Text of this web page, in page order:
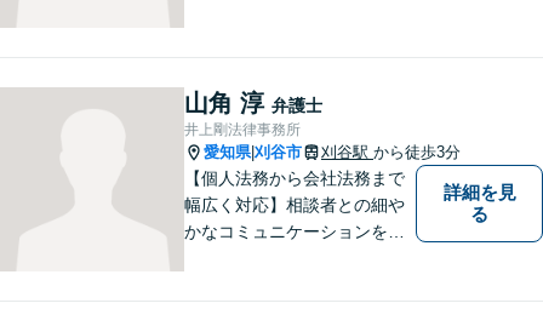
サービスを提供。【駐車場完
備】
山角 淳 弁護士
井上剛法律事務所
愛知県|刈谷市 刈谷駅 から徒歩3分
【個人法務から会社法務まで
幅広く対応】相談者との細や
かなコミュニケーションを大
詳細を見
る